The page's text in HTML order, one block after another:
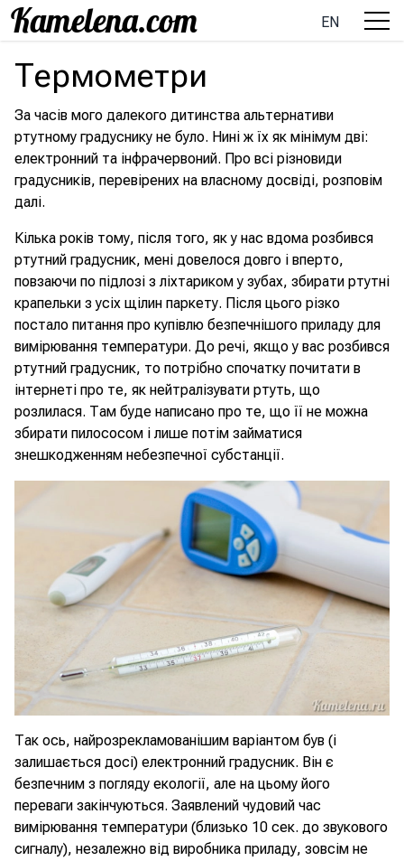
EN
Термометри
За часів мого далекого дитинства альтернативи
ртутному градуснику не було. Нині ж їх як мінімум дві:
електронний та інфрачервоний. Про всі різновиди
градусників, перевірених на власному досвіді, розповім
далі.
Кілька років тому, після того, як у нас вдома розбився
ртутний градусник, мені довелося довго і вперто,
повзаючи по підлозі з ліхтариком у зубах, збирати ртутні
крапельки з усіх щілин паркету. Після цього різко
постало питання про купівлю безпечнішого приладу для
вимірювання температури. До речі, якщо у вас розбився
ртутний градусник, то потрібно спочатку почитати в
інтернеті про те, як нейтралізувати ртуть, що
розлилася. Там буде написано про те, що її не можна
збирати пилососом і лише потім займатися
знешкодженням небезпечної субстанції.
Так ось, найрозрекламованішим варіантом був (і
залишається досі) електронний градусник. Він є
безпечним з погляду екології, але на цьому його
переваги закінчуються. Заявлений чудовий час
вимірювання температури (близько 10 сек. до звукового
сигналу), незалежно від виробника приладу, зовсім не